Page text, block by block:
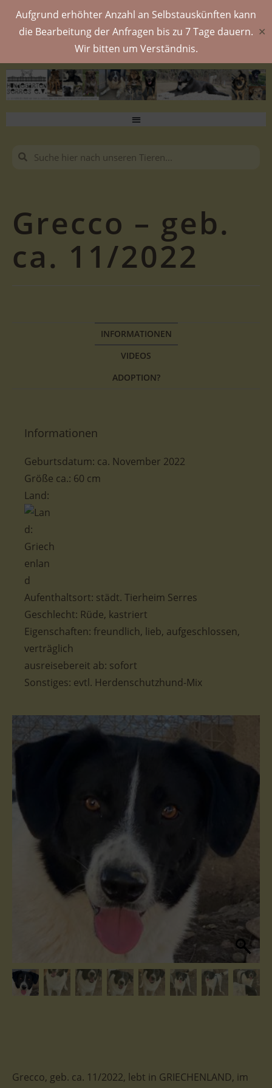
Aufgrund erhöhter Anzahl an Selbstauskünften kann
die Bearbeitung der Anfragen bis zu 7 Tage dauern.
Wir bitten um Verständnis.
✕
Grecco – geb.
ca. 11/2022
INFORMATIONEN
VIDEOS
ADOPTION?
Informationen
Geburtsdatum: ca. November 2022
Größe ca.: 60 cm
Land:
Aufenthaltsort: städt. Tierheim Serres
Geschlecht: Rüde, kastriert
Eigenschaften: freundlich, lieb, aufgeschlossen,
verträglich
ausreisebereit ab: sofort
Sonstiges: evtl. Herdenschutzhund-Mix
Grecco, geb. ca. 11/2022, lebt in GRIECHENLAND, im